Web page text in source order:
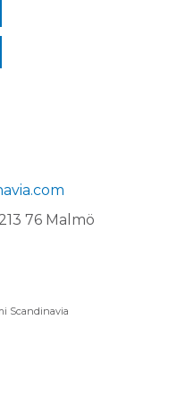
76 Malmö
Scandinavia